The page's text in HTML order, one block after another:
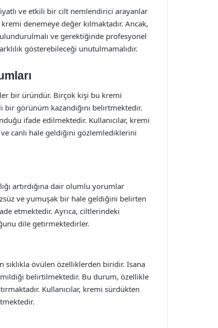
ve etkili bir cilt nemlendirici arayanlar
denemeye değer kılmaktadır. Ancak,
ve gerektiğinde profesyonel
gösterebileceği unutulmamalıdır.
bir üründür. Birçok kişi bu kremi
bir görünüm kazandığını belirtmektedir.
ifade edilmektedir. Kullanıcılar, kremi
canlı hale geldiğini gözlemlediklerini
artırdığına dair olumlu yorumlar
ve yumuşak bir hale geldiğini belirten
etmektedir. Ayrıca, ciltlerindeki
dile getirmektedirler.
sıklıkla övülen özelliklerden biridir. Isana
belirtilmektedir. Bu durum, özellikle
Kullanıcılar, kremi sürdükten